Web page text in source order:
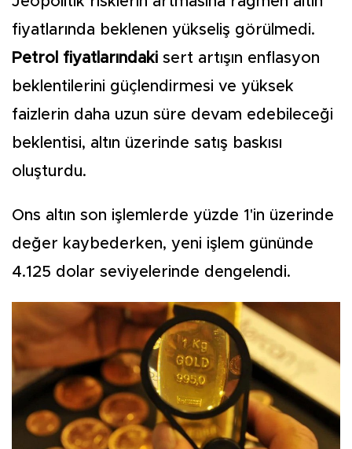
fiyatlarında beklenen yükseliş görülmedi.
Petrol fiyatlarındaki sert artışın enflasyon
beklentilerini güçlendirmesi ve yüksek
faizlerin daha uzun süre devam edebileceği
beklentisi, altın üzerinde satış baskısı
oluşturdu.
Ons altın son işlemlerde yüzde 1'in üzerinde
değer kaybederken, yeni işlem gününde
4.125 dolar seviyelerinde dengelendi.